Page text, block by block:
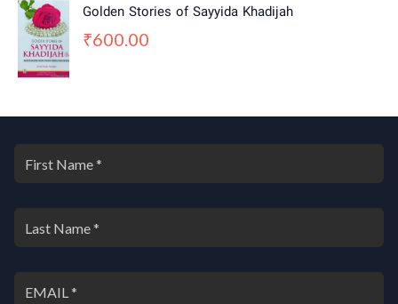
0
0
.
Golden Stories of Sayyida Khadijah
₹600.00